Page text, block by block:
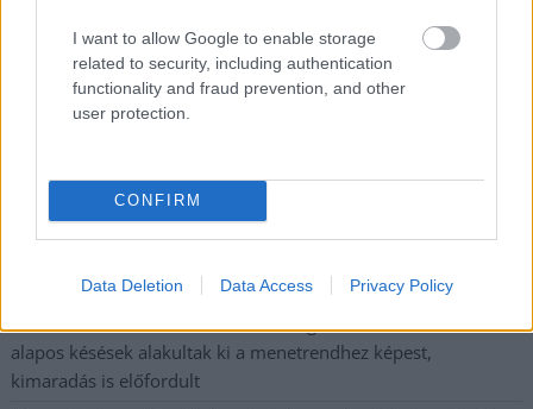
I want to allow Google to enable storage
related to security, including authentication
functionality and fraud prevention, and other
user protection.
CONFIRM
Data Deletion Data Access Privacy Policy
Már magasabb szinten is nyomoznak Szijjártó
büntetőügyében, vesztegetés miatt 3 év letöltendőt kaphat és
ez csak az egyik botrány
több otthoni kútból fogy ki a víz
Szolnokon egy kulcsfontosságú körforgalmat részlegesen
mértékben lebénul
Elromlott a biztosítóberendezés a ceglédi vasútvonalon,
alapos késések alakultak ki a menetrendhez képest,
kimaradás is előfordult